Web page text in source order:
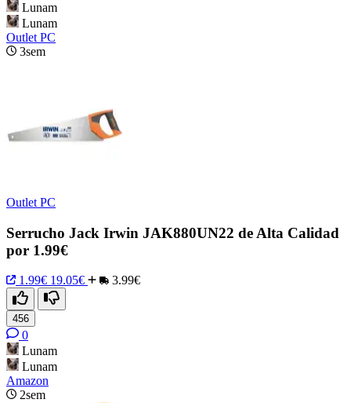
Lunam
Lunam
Outlet PC
3sem
Outlet PC
Serrucho Jack Irwin JAK880UN22 de Alta Calidad
por 1.99€
1.99€ 19.05€ 3.99€
456
0
Lunam
Lunam
Amazon
2sem